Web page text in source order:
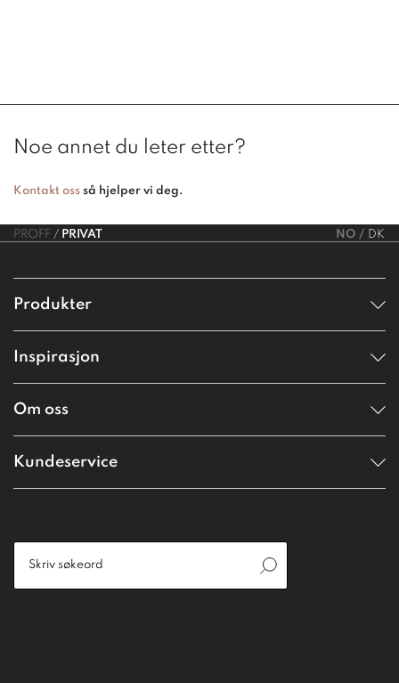
Noe annet du leter etter?
Kontakt oss så hjelper vi deg.
PROFF PRIVAT NO DK
Produkter
Inspirasjon
Om oss
Kundeservice